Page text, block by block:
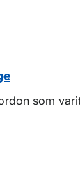
som